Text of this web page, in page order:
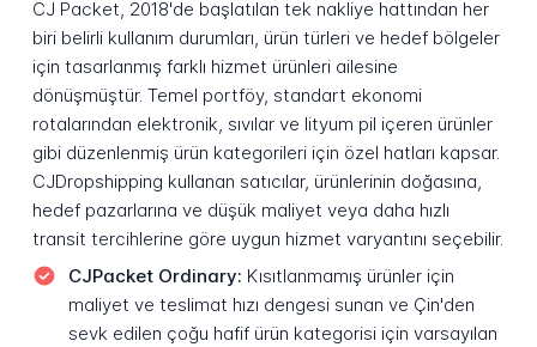
CJ Packet, 2018'de başlatılan tek nakliye hattından her
biri belirli kullanım durumları, ürün türleri ve hedef bölgeler
için tasarlanmış farklı hizmet ürünleri ailesine
dönüşmüştür. Temel portföy, standart ekonomi
rotalarından elektronik, sıvılar ve lityum pil içeren ürünler
gibi düzenlenmiş ürün kategorileri için özel hatları kapsar.
CJDropshipping kullanan satıcılar, ürünlerinin doğasına,
hedef pazarlarına ve düşük maliyet veya daha hızlı
transit tercihlerine göre uygun hizmet varyantını seçebilir.
CJPacket Ordinary: Kısıtlanmamış ürünler için
maliyet ve teslimat hızı dengesi sunan ve Çin'den
sevk edilen çoğu hafif ürün kategorisi için varsayılan